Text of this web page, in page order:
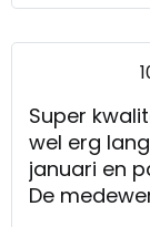
Super
wel erg
januari en
De